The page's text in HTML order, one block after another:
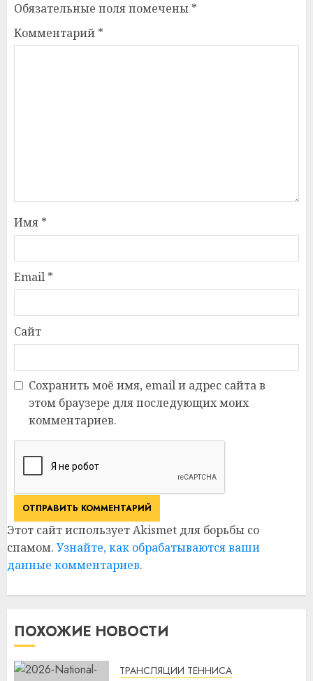
Обязательные поля помечены *
Комментарий *
Имя *
Email *
Сайт
Сохранить моё имя, email и адрес сайта в
этом браузере для последующих моих
комментариев.
Этот сайт использует Akismet для борьбы со
спамом. Узнайте, как обрабатываются ваши
данные комментариев.
ПОХОЖИЕ НОВОСТИ
ТРАНСЛЯЦИИ ТЕННИСА